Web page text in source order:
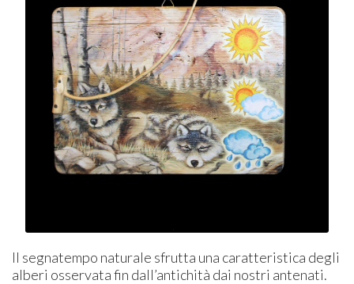
Il segnatempo naturale sfrutta una caratteristica degli
alberi osservata fin dall’antichità dai nostri antenati.